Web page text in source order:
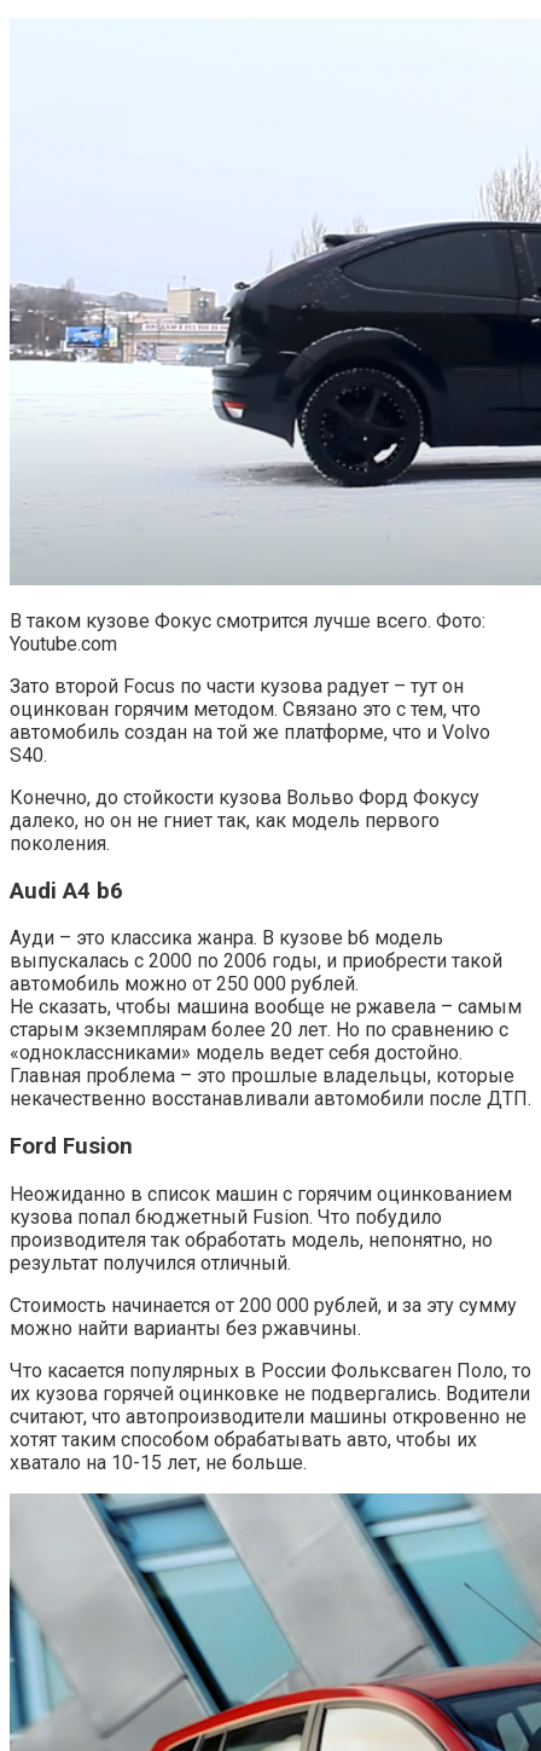
В таком кузове Фокус смотрится лучше всего. Фото:
Youtube.com
Зато второй Focus по части кузова радует – тут он
оцинкован горячим методом. Связано это с тем, что
автомобиль создан на той же платформе, что и Volvo
S40.
Конечно, до стойкости кузова Вольво Форд Фокусу
далеко, но он не гниет так, как модель первого
поколения.
Audi A4 b6
Ауди – это классика жанра. В кузове b6 модель
выпускалась с 2000 по 2006 годы, и приобрести такой
автомобиль можно от 250 000 рублей.
Не сказать, чтобы машина вообще не ржавела – самым
старым экземплярам более 20 лет. Но по сравнению с
«одноклассниками» модель ведет себя достойно.
Главная проблема – это прошлые владельцы, которые
некачественно восстанавливали автомобили после ДТП.
Ford Fusion
Неожиданно в список машин с горячим оцинкованием
кузова попал бюджетный Fusion. Что побудило
производителя так обработать модель, непонятно, но
результат получился отличный.
Стоимость начинается от 200 000 рублей, и за эту сумму
можно найти варианты без ржавчины.
Что касается популярных в России Фольксваген Поло, то
их кузова горячей оцинковке не подвергались. Водители
считают, что автопроизводители машины откровенно не
хотят таким способом обрабатывать авто, чтобы их
хватало на 10-15 лет, не больше.